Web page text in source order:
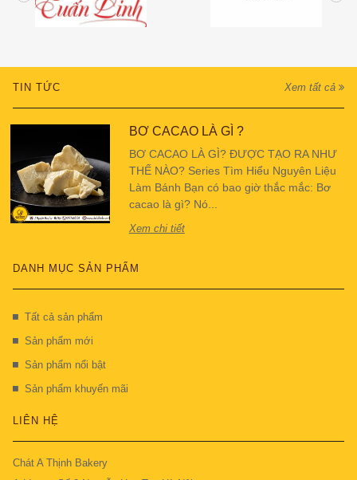
TIN TỨC Xem tất cả
BƠ CACAO LÀ GÌ ?
BƠ CACAO LÀ GÌ? ĐƯỢC TẠO RA NHƯ
THẾ NÀO? Series Tìm Hiểu Nguyên Liệu
Làm Bánh Bạn có bao giờ thắc mắc: Bơ
cacao là gì? Nó...
Xem chi tiết
DANH MỤC SẢN PHẨM
Tất cả sản phẩm
Sản phẩm mới
Sản phẩm nổi bật
Sản phẩm khuyến mãi
LIÊN HỆ
Chát A Thịnh Bakery